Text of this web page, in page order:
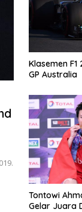
Klasemen F1
GP Australia
Tontowi
Gelar Juara